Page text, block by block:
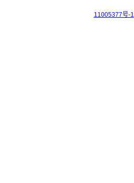
11005377号-1